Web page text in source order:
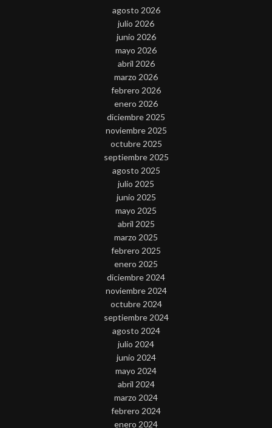
agosto 2026
julio 2026
junio 2026
mayo 2026
abril 2026
marzo 2026
febrero 2026
enero 2026
diciembre 2025
noviembre 2025
octubre 2025
septiembre 2025
agosto 2025
julio 2025
junio 2025
mayo 2025
abril 2025
marzo 2025
febrero 2025
enero 2025
diciembre 2024
noviembre 2024
octubre 2024
septiembre 2024
agosto 2024
julio 2024
junio 2024
mayo 2024
abril 2024
marzo 2024
febrero 2024
enero 2024